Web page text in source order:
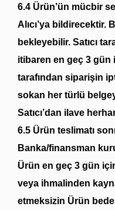
6.4 Ürün’ün mücbir
Alıcı’ya
bekleyebilir. Satıcı
itibaren en geç 3 gün
tarafından siparişin
sokan her türlü
Satıcı’dan ilave
6.5 Ürün teslimatı
Banka/finansman
Ürün en geç 3 gün
veya ihmalinden
etmeksizin Ürün